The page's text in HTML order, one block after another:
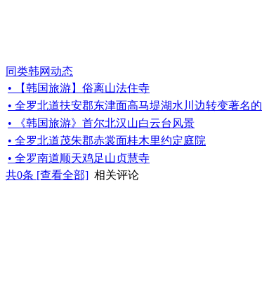
同类韩网动态
• 【韩国旅游】俗离山法住寺
• 全罗北道扶安郡东津面高马堤湖水川边转变著名的
• 《韩国旅游》首尔北汉山白云台风景
• 全罗北道茂朱郡赤裳面桂木里约定庭院
• 全罗南道顺天鸡足山贞慧寺
共0条 [查看全部] 相关评论